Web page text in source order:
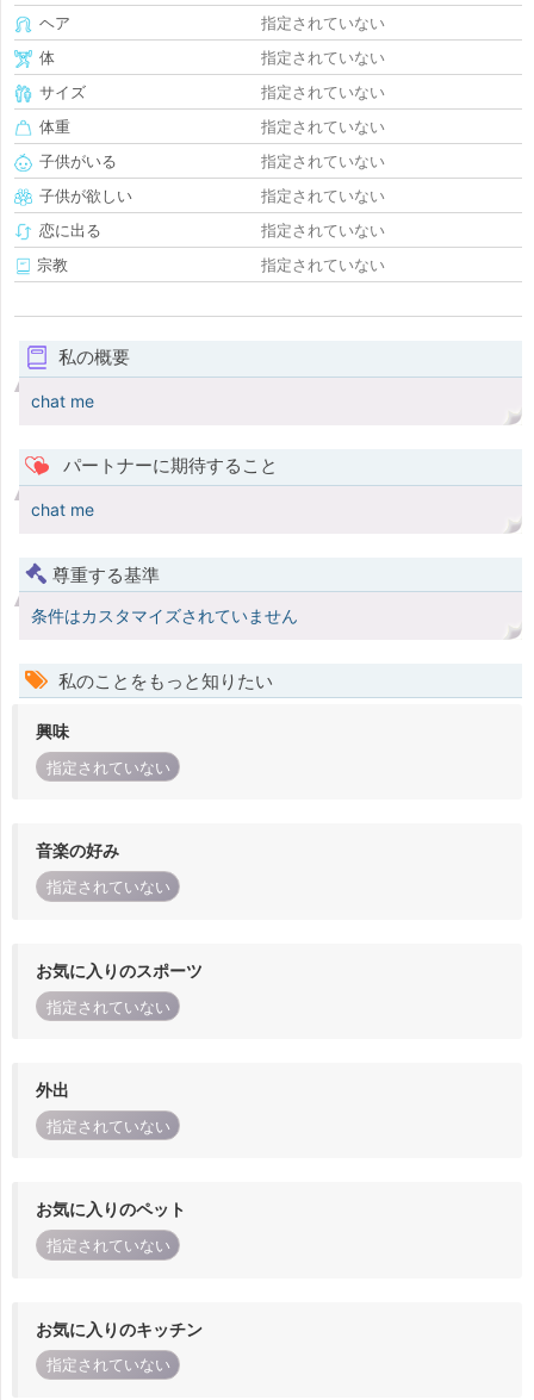
ヘア
指定されていない
体
指定されていない
サイズ
指定されていない
体重
指定されていない
子供がいる
指定されていない
子供が欲しい
指定されていない
恋に出る
指定されていない
宗教
指定されていない
私の概要
chat me
パートナーに期待すること
chat me
尊重する基準
条件はカスタマイズされていません
私のことをもっと知りたい
興味
指定されていない
音楽の好み
指定されていない
お気に入りのスポーツ
指定されていない
外出
指定されていない
お気に入りのペット
指定されていない
お気に入りのキッチン
指定されていない